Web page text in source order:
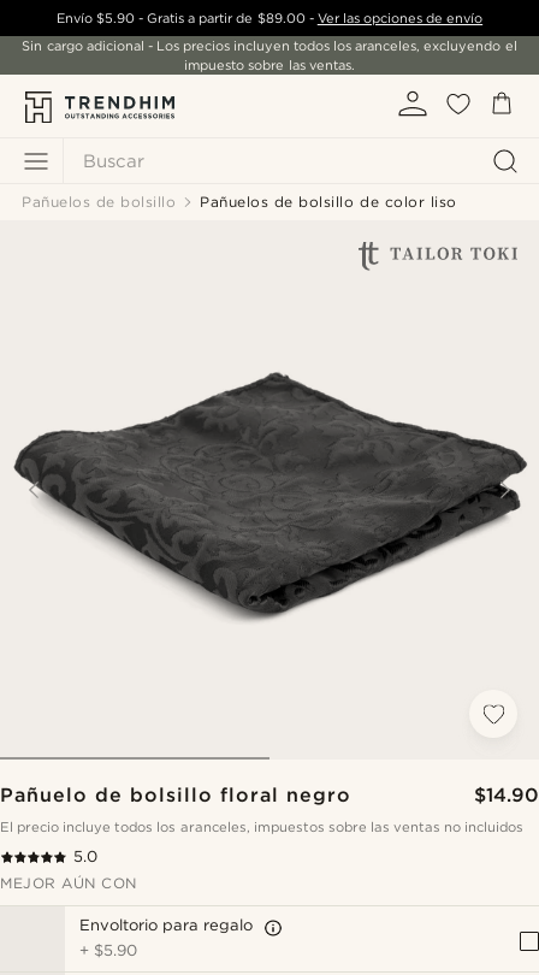
Buscar
Envío $5.90- Gratis a partir de $89.00- Ver las opciones de envío
Sin cargo adicional - Los precios incluyen todos los aranceles, excluyendo el
impuesto sobre las ventas.
Pañuelos de bolsillo Pañuelos de bolsillo de color liso
Pañuelo de bolsillo floral negro $14.90
El precio incluye todos los aranceles, impuestos sobre las ventas no incluidos
5.0
MEJOR AÚN CON
Envoltorio para regalo
+ $5.90